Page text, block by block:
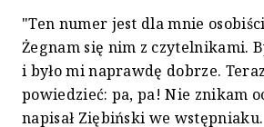
"Ten numer jest dla mnie
Żegnam się nim z czytelnikami.
i było mi naprawdę dobrze.
powiedzieć: pa, pa! Nie znikam
napisał Ziębiński we wstępniaku.